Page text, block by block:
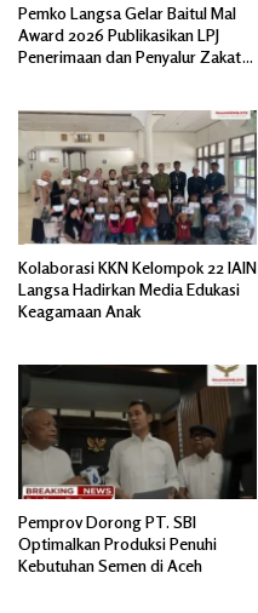
Pemko Langsa Gelar Baitul Mal
Award 2026 Publikasikan LPJ
Penerimaan dan Penyalur Zakat
Kolaborasi KKN Kelompok 22 IAIN
Langsa Hadirkan Media Edukasi
Keagamaan Anak
Pemprov Dorong PT. SBI
Optimalkan Produksi Penuhi
Kebutuhan Semen di Aceh